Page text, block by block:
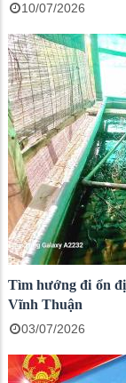
10/07/2026
Tìm hướng đi ổn
Vĩnh Thuận
03/07/2026